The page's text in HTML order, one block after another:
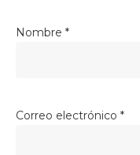
Nombre *
Correo electrónico *